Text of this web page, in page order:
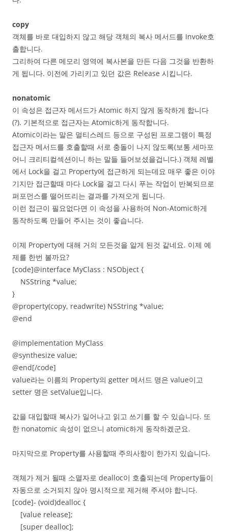
copy
객체를 바로 대입하지 않고 해당 객체의 복사 메서드를 Invoke호
출합니다.
그리하여 다른 메모리 영역에 복사본을 만든 다음 그것을 반환하
게 됩니다. 이전에 가리키고 있던 값은 Release 시킵니다.
nonatomic
이 속성은 접근자 메서드가 Atomic 하지 않게 동작하게 합니다
(?). 기본적으로 접근자는 Atomic하게 동작합니다.
Atomic이라는 말은 멀티스레드 등으로 구성된 프로그램이 특정
접근자 메서드를 호출할때 서로 충돌이 나지 않도록(보통 세마포
어니 크리티컬섹션이니 하는 말들 들어보셨을겁니다.) 객체 레벨
에서 Lock을 걸고 Property에 접근하게 되는데요 매우 좋은 이야
기지만 접근할때 마다 Lock을 걸고 다시 푸는 작업이 반복되므로
퍼포먼스를 떨어뜨리는 결과를 가져오게 됩니다.
이런 접근이 필요없다면 이 속성을 사용하여 Non-Atomic하게
동작하도록 만들어 주시는 것이 좋습니다.
이제 Property에 대해 거의 모든것을 알게 된것 같네요. 이제 예
제를 한번 볼까요?
[code]@interface MyClass : NSObject {
NSString *value;
}
@property(copy, readwrite) NSString *value;
@end
@implementation MyClass
@synthesize value;
@end[/code]
value라는 이름의 Property의 getter 메서드 명은 value이고
setter 명은 setValue입니다.
값을 대입할때 복사가 일어나고 읽고 쓰기를 할 수 있습니다. 또
한 nonatomic 속성이 없으니 atomic하게 동작하겠군요.
마지막으로 Property를 사용할때 주의사항이 한가지 있습니다.
객체가 제거 될때 소멸자로 dealloc이 호출되는데 Property들이
자동으로 소거되지 않아 명시적으로 제거해 주셔야 합니다.
[code]- (void)dealloc {
[value release];
[super dealloc];